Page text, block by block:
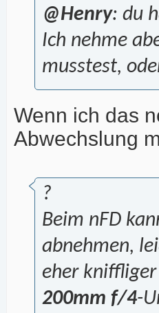
@Henry: du
Ich nehme
musstest,
Wenn ich das
Abwechslung
?
Beim nFD
abnehmen,
eher
200mm f/4-